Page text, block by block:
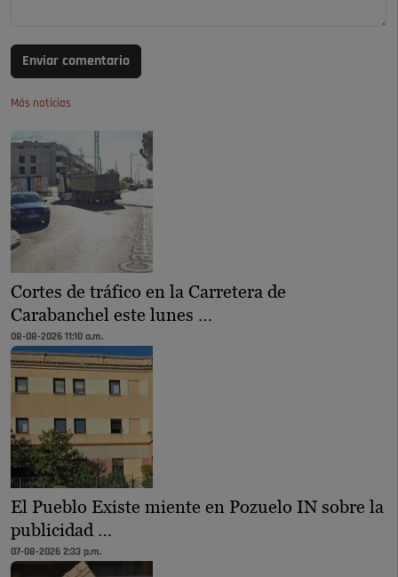
Enviar comentario
Más noticias
Cortes de tráfico en la Carretera de
Carabanchel este lunes …
08-08-2026 11:10 a.m.
El Pueblo Existe miente en Pozuelo IN sobre la
publicidad …
07-08-2026 2:33 p.m.